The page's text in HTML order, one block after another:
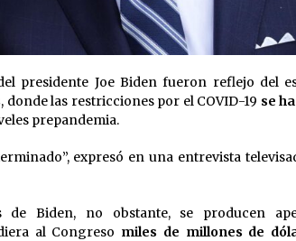
presidente Joe Biden fueron reflejo del
, donde las restricciones por el COVID-19 se
prepandemia.
expresó en una entrevista
de Biden, no obstante, se producen
al Congreso miles de millones de